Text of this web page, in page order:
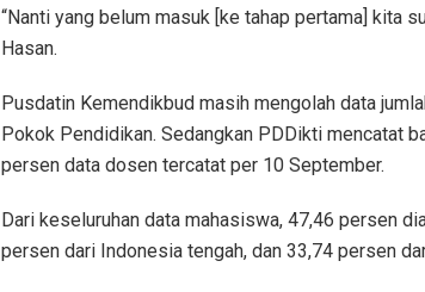
“Nanti yang belum masuk [ke tahap pertama] kita
Hasan.
Pusdatin Kemendikbud masih mengolah data
Pokok Pendidikan. Sedangkan PDDikti mencatat
persen data dosen tercatat per 10 September.
Dari keseluruhan data mahasiswa, 47,46 persen
persen dari Indonesia tengah, dan 33,74 persen